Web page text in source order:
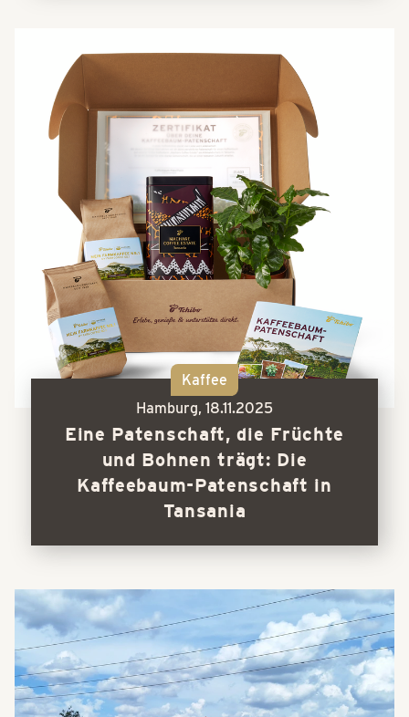
Kaffee
Hamburg, 18.11.2025
Eine Patenschaft, die Früchte
und Bohnen trägt: Die
Kaffeebaum-Patenschaft in
Tansania